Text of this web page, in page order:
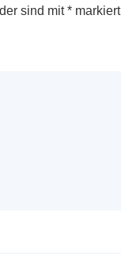
sind mit*markiert